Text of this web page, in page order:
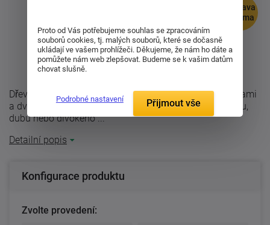
doprava
zdarma
Dřevěná komoda UNI kombi z masivu se třemi zásuvkami
a dvěmi dvířky. Je vyrobena z kvalitního jádrového buku,
dubu nebo divokého ...
Detailní popis
Konfigurace produktu
Zvolte provedení:
Proto od Vás potřebujeme souhlas se zpracováním
souborů cookies, tj. malých souborů, které se dočasně
ukládají ve vašem prohlížeči. Děkujeme, že nám ho dáte a
pomůžete nám web zlepšovat. Budeme se k vašim datům
chovat slušně.
Podrobné nastavení Přijmout vše